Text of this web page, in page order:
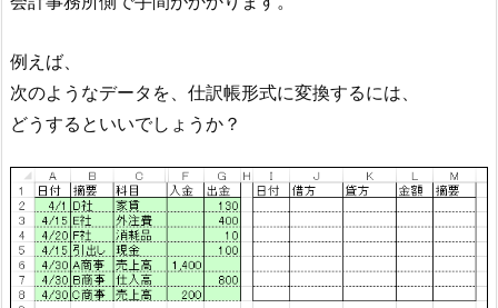
例えば、
次のようなデータを、仕訳帳形式に変換するには、
どうするといいでしょうか？